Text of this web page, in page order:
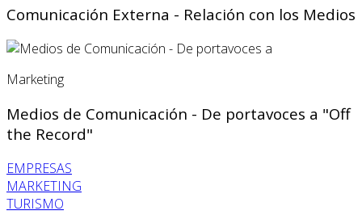
Comunicación Externa - Relación con los Medios
Marketing
Medios de Comunicación - De portavoces a "Off
the Record"
EMPRESAS
MARKETING
TURISMO